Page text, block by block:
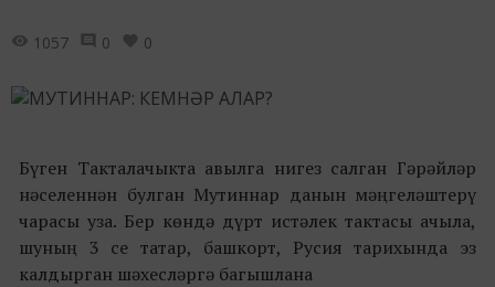
1057 0 0
Бүген Такталачыкта авылга нигез салган Гәрәйләр
нәселеннән булган Мутиннар данын мәңгеләштерү
чарасы уза. Бер көндә дүрт истәлек тактасы ачыла,
шуның 3 се татар, башкорт, Русия тарихында эз
калдырган шәхесләргә багышлана